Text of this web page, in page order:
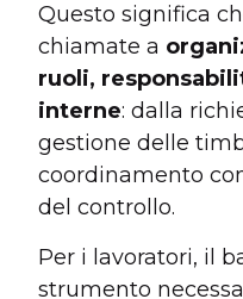
Questo significa
chiamate a
ruoli,
interne: dalla
gestione delle
coordinamento
del controllo.
Per i lavoratori, il
strumento